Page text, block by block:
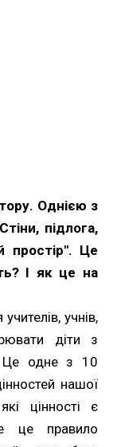
Однією з
підлога,
простір". Це
І як це на
учнів,
діти з
Це одне з 10
нашої
цінності є
це правило